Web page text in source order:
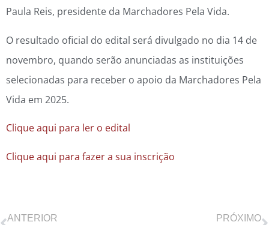
Paula Reis, presidente da Marchadores Pela Vida.
O resultado oficial do edital será divulgado no dia 14 de
novembro, quando serão anunciadas as instituições
selecionadas para receber o apoio da Marchadores Pela
Vida em 2025.
Clique aqui para ler o edital
Clique aqui para fazer a sua inscrição
ANTERIOR PRÓXIMO